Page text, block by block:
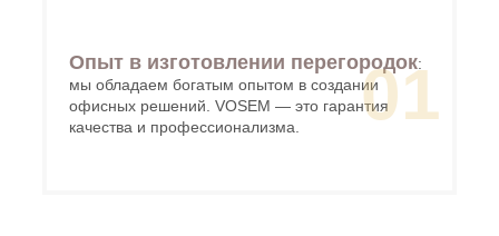
01
Опыт в изготовлении перегородок:
мы обладаем богатым опытом в создании
офисных решений. VOSEM — это гарантия
качества и профессионализма.